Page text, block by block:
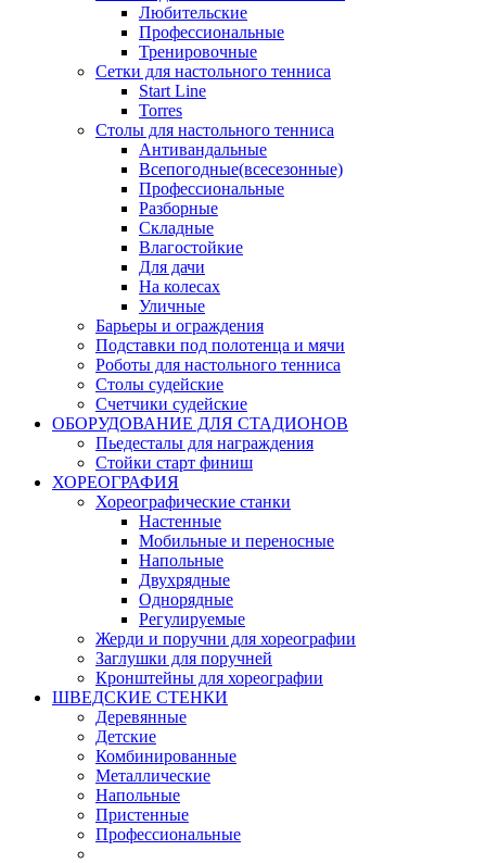
Любительские
Профессиональные
Тренировочные
Сетки для настольного тенниса
Start Line
Torres
Столы для настольного тенниса
Антивандальные
Всепогодные(всесезонные)
Профессиональные
Разборные
Складные
Влагостойкие
Для дачи
На колесах
Уличные
Барьеры и ограждения
Подставки под полотенца и мячи
Роботы для настольного тенниса
Столы судейские
Счетчики судейские
ОБОРУДОВАНИЕ ДЛЯ СТАДИОНОВ
Пьедесталы для награждения
Стойки старт финиш
ХОРЕОГРАФИЯ
Хореографические станки
Настенные
Мобильные и переносные
Напольные
Двухрядные
Однорядные
Регулируемые
Жерди и поручни для хореографии
Заглушки для поручней
Кронштейны для хореографии
ШВЕДСКИЕ СТЕНКИ
Деревянные
Детские
Комбинированные
Металлические
Напольные
Пристенные
Профессиональные